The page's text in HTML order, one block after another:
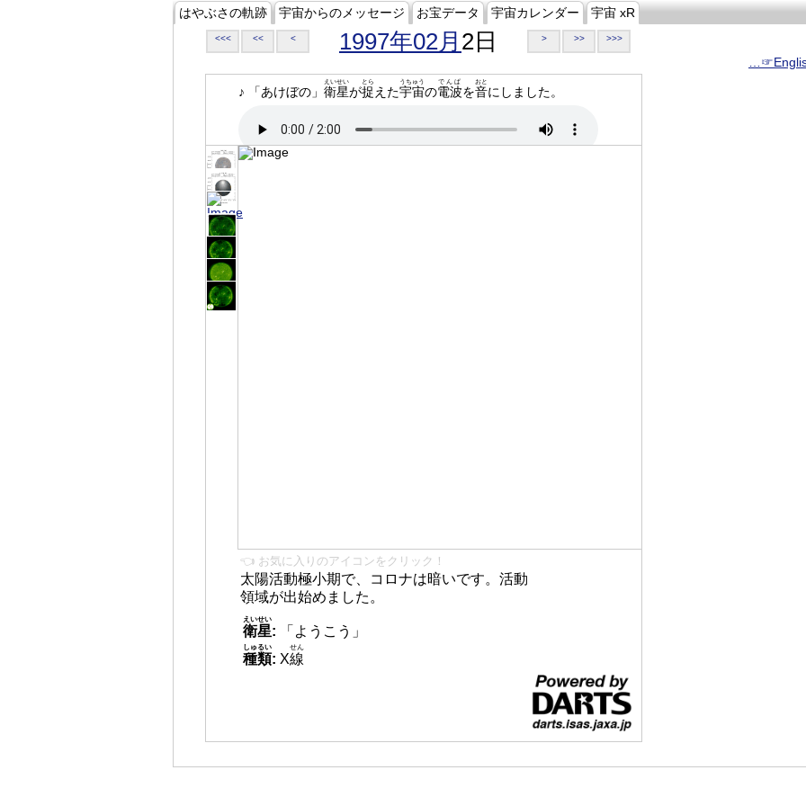
はやぶさの軌跡 宇宙からのメッセージ お宝データ 宇宙カレンダー 宇宙 xR
<<< << < 1997年02月 2日 > >> >>>
♪ 「あけぼの」 衛星
えいせい
が捉
とら
えた宇宙
うちゅう
の電波
でんぱ
を音
おと
にしました。
👈 お気に入りのアイコンをクリック！
太陽活動極小期で、コロナは暗いです。活動
領域が出始めました。
衛星
えいせい
:
「ようこう」
種類
しゅるい
: X線
せん